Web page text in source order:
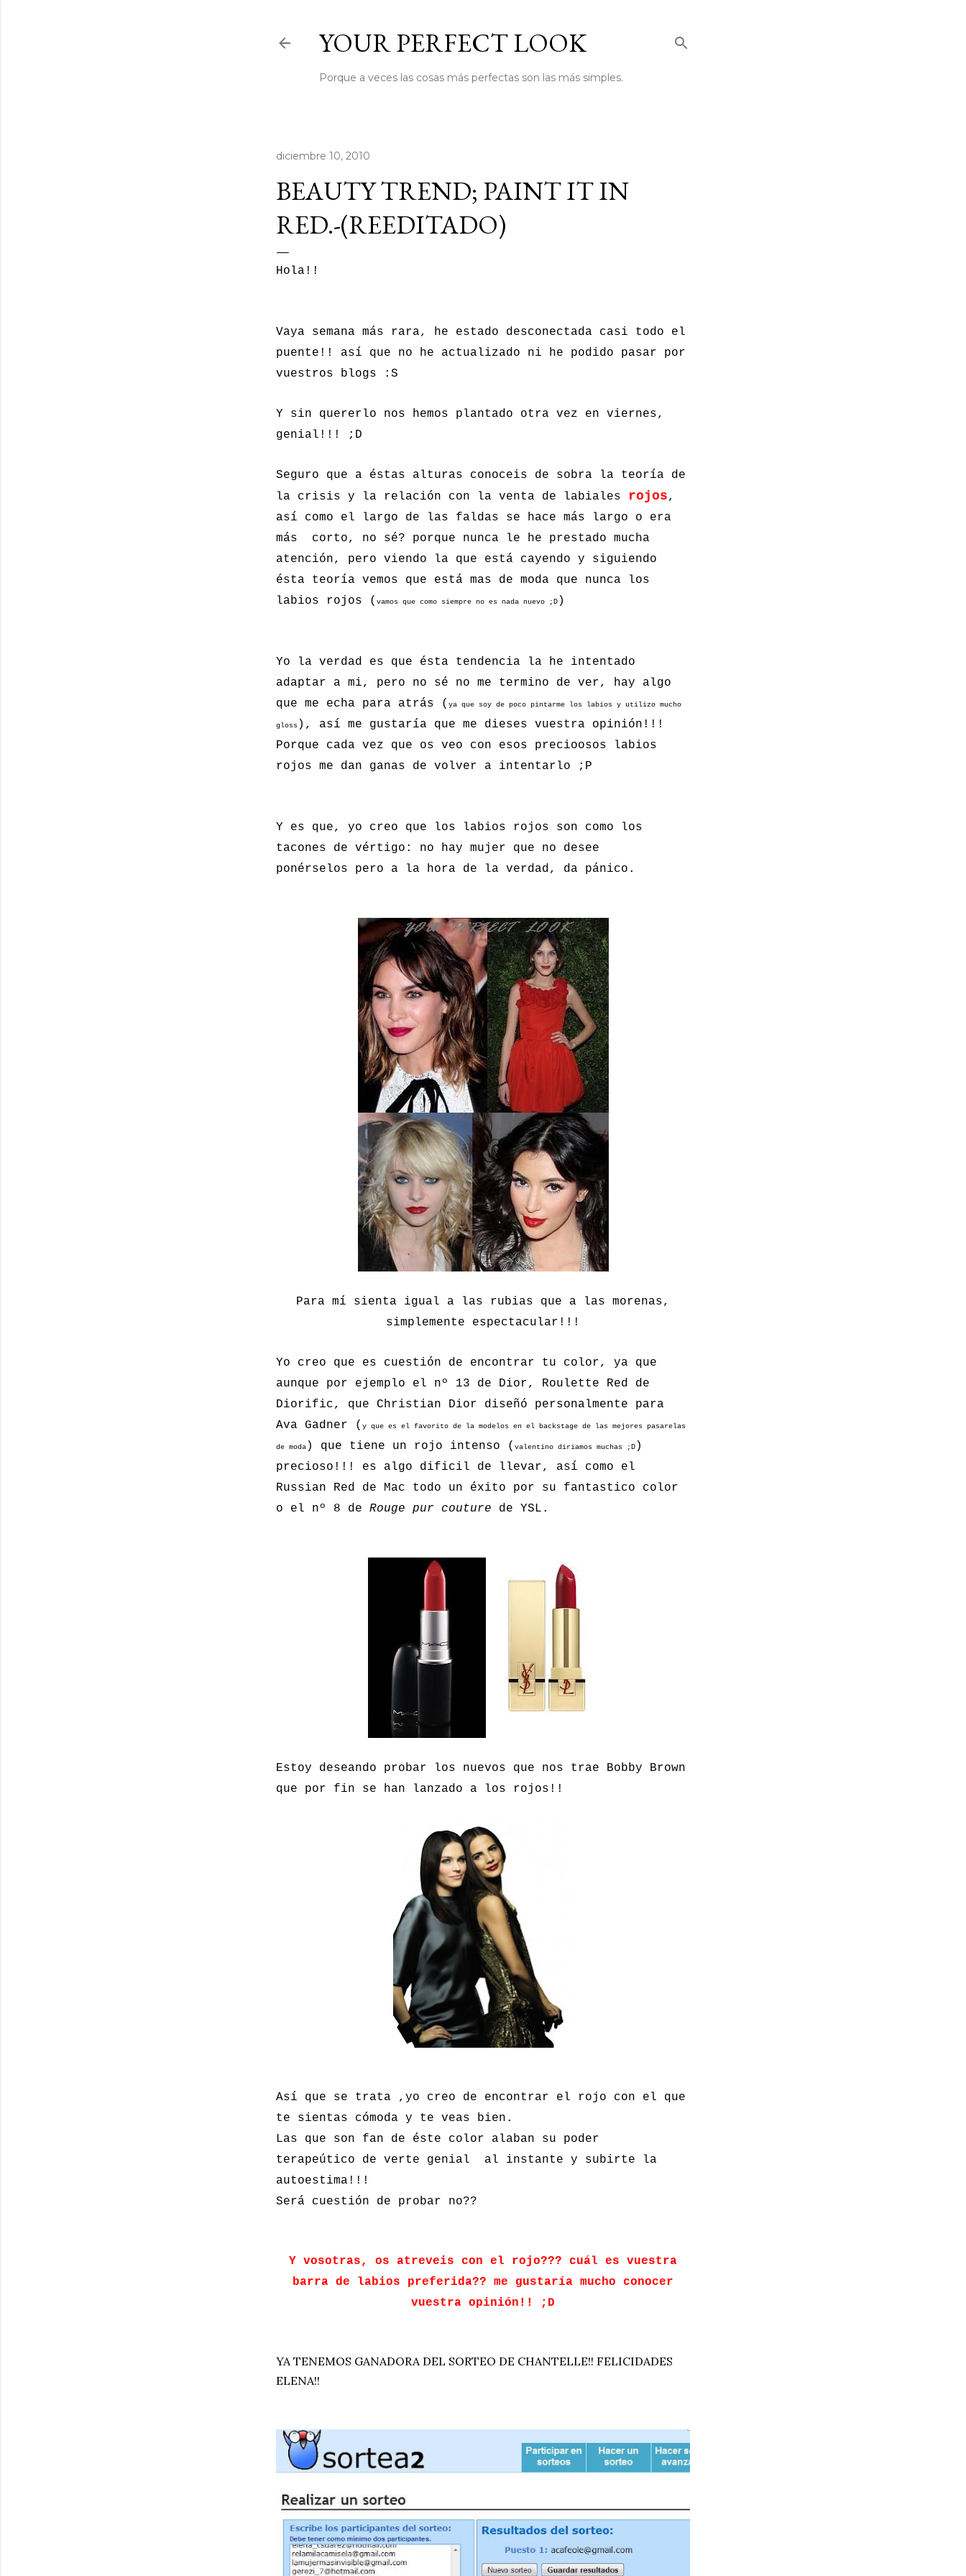
YOUR PERFECT LOOK
Porque a veces las cosas más perfectas son las más simples.
diciembre 10, 2010
BEAUTY TREND; PAINT IT IN
RED.-(REEDITADO)
Hola!!
Vaya semana más rara, he estado desconectada casi todo el
puente!! así que no he actualizado ni he podido pasar por
vuestros blogs :S
Y sin quererlo nos hemos plantado otra vez en viernes,
genial!!! ;D
Seguro que a éstas alturas conoceis de sobra la teoría de
la crisis y la relación con la venta de labiales rojos,
así como el largo de las faldas se hace más largo o era
más corto, no sé? porque nunca le he prestado mucha
atención, pero viendo la que está cayendo y siguiendo
ésta teoría vemos que está mas de moda que nunca los
labios rojos ( vamos que como siempre no es nada nuevo ;D )
Yo la verdad es que ésta tendencia la he intentado
adaptar a mi, pero no sé no me termino de ver, hay algo
que me echa para atrás ( ya que soy de poco pintarme los labios y utilizo mucho
gloss ), así me gustaría que me dieses vuestra opinión!!!
Porque cada vez que os veo con esos precioosos labios
rojos me dan ganas de volver a intentarlo ;P
Y es que, yo creo que los labios rojos son como los
tacones de vértigo: no hay mujer que no desee
ponérselos pero a la hora de la verdad, da pánico.
Para mí sienta igual a las rubias que a las morenas,
simplemente espectacular!!!
Yo creo que es cuestión de encontrar tu color, ya que
aunque por ejemplo el nº 13 de Dior, Roulette Red de
Diorific, que Christian Dior diseñó personalmente para
Ava Gadner ( y que es el favorito de la modelos en el backstage de las mejores pasarelas
de moda ) que tiene un rojo intenso ( valentino diriamos muchas ;D )
precioso!!! es algo dificil de llevar, así como el
Russian Red de Mac todo un éxito por su fantastico color
o el nº 8 de Rouge pur couture de YSL.
Estoy deseando probar los nuevos que nos trae Bobby Brown
que por fin se han lanzado a los rojos!!
Así que se trata ,yo creo de encontrar el rojo con el que
te sientas cómoda y te veas bien.
Las que son fan de éste color alaban su poder
terapeútico de verte genial al instante y subirte la
autoestima!!!
Será cuestión de probar no??
Y vosotras, os atreveis con el rojo??? cuál es vuestra
barra de labios preferida?? me gustaría mucho conocer
vuestra opinión!! ;D
YA TENEMOS GANADORA DEL SORTEO DE CHANTELLE!! FELICIDADES
ELENA!!